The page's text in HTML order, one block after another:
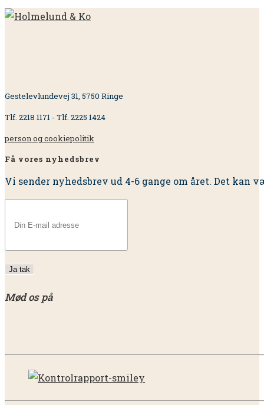
Gestelevlundevej 31, 5750 Ringe
Tlf. 2218 1171 - Tlf. 2225 1424
person og cookiepolitik
Få vores nyhedsbrev
Vi sender nyhedsbrev ud 4-6 gange om året. Det
Mød os på